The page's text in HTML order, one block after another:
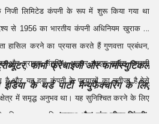
लिमिटेड कंपनी के रूप में शुरू किया गया था
से 1956 का भारतीय कंपनी अधिनियम खुराक के
हासिल करने का प्रयास करते हैं गुणवत्ता प्रबंधन,
और ग्राहक संतुष्टि। अल्टार लाइफ साइंस अग्रणी
है और यह दवा कंपनी के प्रयासों का नतीजा है ऐसे
में समृद्ध अनुभव था। यह सुनिश्चित करने के लिए
किया गया था कि 'स्वस्थ और' लंबा जीवन जिंदगी'
फार्मा फ्रेंचाइजी और फार्मास्युटिकल
के थर्ड पार्टी मैन्युफैक्चरिंग के लिए